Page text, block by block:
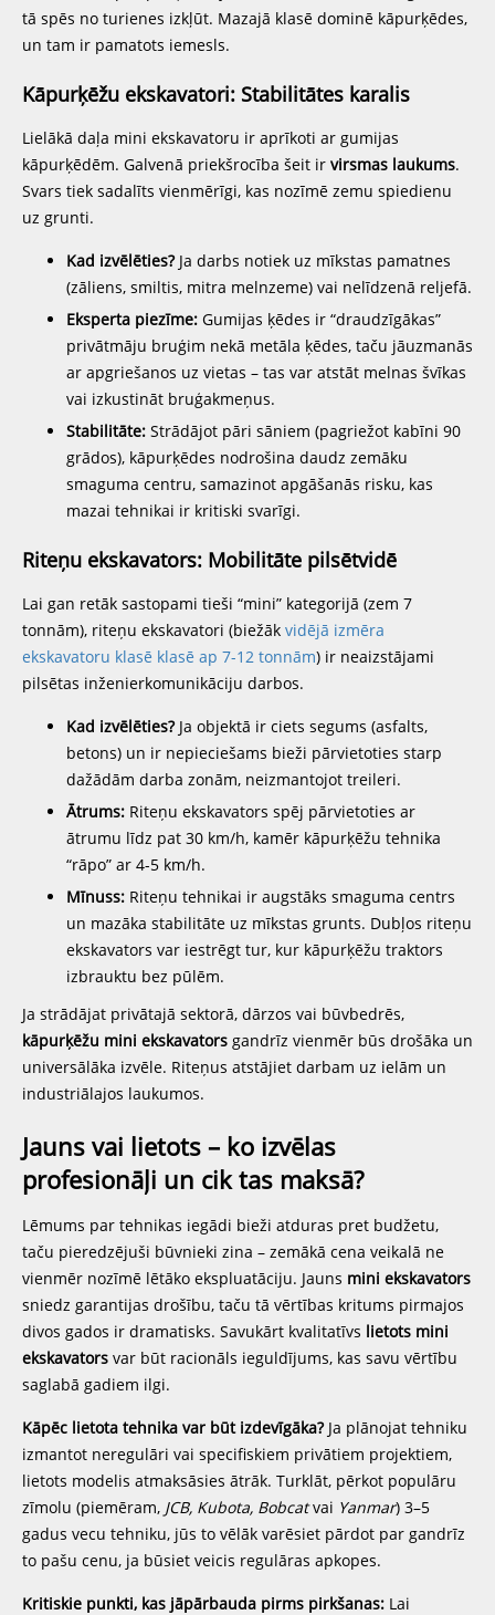
tā spēs no turienes izkļūt. Mazajā klasē dominē kāpurķēdes,
un tam ir pamatots iemesls.
Kāpurķēžu ekskavatori: Stabilitātes karalis
Lielākā daļa mini ekskavatoru ir aprīkoti ar gumijas
kāpurķēdēm. Galvenā priekšrocība šeit ir virsmas laukums.
Svars tiek sadalīts vienmērīgi, kas nozīmē zemu spiedienu
uz grunti.
Kad izvēlēties?Ja darbs notiek uz mīkstas pamatnes
(zāliens, smiltis, mitra melnzeme) vai nelīdzenā reljefā.
Eksperta piezīme: Gumijas ķēdes ir “draudzīgākas”
privātmāju bruģim nekā metāla ķēdes, taču jāuzmanās
ar apgriešanos uz vietas – tas var atstāt melnas švīkas
vai izkustināt bruģakmeņus.
Stabilitāte: Strādājot pāri sāniem (pagriežot kabīni 90
grādos), kāpurķēdes nodrošina daudz zemāku
smaguma centru, samazinot apgāšanās risku, kas
mazai tehnikai ir kritiski svarīgi.
Riteņu ekskavators: Mobilitāte pilsētvidē
Lai gan retāk sastopami tieši “mini” kategorijā (zem 7
tonnām), riteņu ekskavatori (biežāk vidējā izmēra
ekskavatoru klasē klasē ap 7-12 tonnām) ir neaizstājami
pilsētas inženierkomunikāciju darbos.
Kad izvēlēties?Ja objektā ir ciets segums (asfalts,
betons) un ir nepieciešams bieži pārvietoties starp
dažādām darba zonām, neizmantojot treileri.
Ātrums: Riteņu ekskavators spēj pārvietoties ar
ātrumu līdz pat 30 km/h, kamēr kāpurķēžu tehnika
“rāpo” ar 4-5 km/h.
Mīnuss: Riteņu tehnikai ir augstāks smaguma centrs
un mazāka stabilitāte uz mīkstas grunts. Dubļos riteņu
ekskavators var iestrēgt tur, kur kāpurķēžu traktors
izbrauktu bez pūlēm.
Ja strādājat privātajā sektorā, dārzos vai būvbedrēs,
kāpurķēžu mini ekskavators gandrīz vienmēr būs drošāka un
universālāka izvēle. Riteņus atstājiet darbam uz ielām un
industriālajos laukumos.
Jauns vai lietots – ko izvēlas
profesionāļi un cik tas maksā?
Lēmums par tehnikas iegādi bieži atduras pret budžetu,
taču pieredzējuši būvnieki zina – zemākā cena veikalā ne
vienmēr nozīmē lētāko ekspluatāciju. Jauns mini ekskavators
sniedz garantijas drošību, taču tā vērtības kritums pirmajos
divos gados ir dramatisks. Savukārt kvalitatīvs lietots mini
ekskavators var būt racionāls ieguldījums, kas savu vērtību
saglabā gadiem ilgi.
Kāpēc lietota tehnika var būt izdevīgāka?Ja plānojat tehniku
izmantot neregulāri vai specifiskiem privātiem projektiem,
lietots modelis atmaksāsies ātrāk. Turklāt, pērkot populāru
zīmolu (piemēram, JCB, Kubota, Bobcatvai Yanmar) 3–5
gadus vecu tehniku, jūs to vēlāk varēsiet pārdot par gandrīz
to pašu cenu, ja būsiet veicis regulāras apkopes.
Kritiskie punkti, kas jāpārbauda pirms pirkšanas: Lai